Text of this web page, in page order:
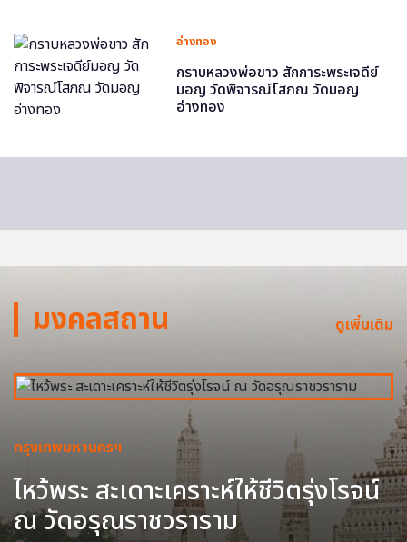
อ่างทอง
กราบหลวงพ่อขาว สักการะพระเจดีย์
มอญ วัดพิจารณ์โสภณ วัดมอญ
อ่างทอง
มงคลสถาน ดูเพิ่มเติม
กรุงเทพมหานครฯ
ไหว้พระ สะเดาะเคราะห์ให้ชีวิตรุ่งโรจน์
ณ วัดอรุณราชวราราม